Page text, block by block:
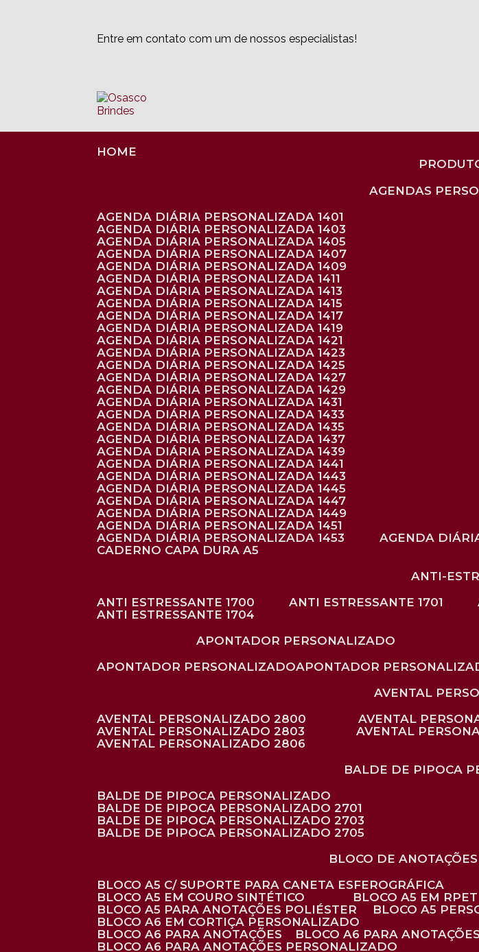
Entre em contato com um de nossos especialistas!
HOME
AGENDAS
AGENDA DIÁRIA PERSONALIZADA 1401
AGENDA DIÁRIA PERSONALIZADA 1403
AGENDA DIÁRIA PERSONALIZADA 1405
AGENDA DIÁRIA PERSONALIZADA 1407
AGENDA DIÁRIA PERSONALIZADA 1409
AGENDA DIÁRIA PERSONALIZADA 1411
AGENDA DIÁRIA PERSONALIZADA 1413
AGENDA DIÁRIA PERSONALIZADA 1415
AGENDA DIÁRIA PERSONALIZADA 1417
AGENDA DIÁRIA PERSONALIZADA 1419
AGENDA DIÁRIA PERSONALIZADA 1421
AGENDA DIÁRIA PERSONALIZADA 1423
AGENDA DIÁRIA PERSONALIZADA 1425
AGENDA DIÁRIA PERSONALIZADA 1427
AGENDA DIÁRIA PERSONALIZADA 1429
AGENDA DIÁRIA PERSONALIZADA 1431
AGENDA DIÁRIA PERSONALIZADA 1433
AGENDA DIÁRIA PERSONALIZADA 1435
AGENDA DIÁRIA PERSONALIZADA 1437
AGENDA DIÁRIA PERSONALIZADA 1439
AGENDA DIÁRIA PERSONALIZADA 1441
AGENDA DIÁRIA PERSONALIZADA 1443
AGENDA DIÁRIA PERSONALIZADA 1445
AGENDA DIÁRIA PERSONALIZADA 1447
AGENDA DIÁRIA PERSONALIZADA 1449
AGENDA DIÁRIA PERSONALIZADA 1451
AGENDA DIÁRIA PERSONALIZADA 1453
AGENDA
CADERNO CAPA DURA A5
ANTI-
ANTI ESTRESSANTE 1700
ANTI ESTRESSANTE 1701
ANTI ESTRESSANTE 1704
APONTADOR PERSONALIZADO
APONTADOR PERSONALIZADO
APONTADOR
AVENTAL
AVENTAL PERSONALIZADO 2800
AVENTAL
AVENTAL PERSONALIZADO 2803
AVENTAL
AVENTAL PERSONALIZADO 2806
BALDE DE PIPOCA
BALDE DE PIPOCA PERSONALIZADO
BALDE DE PIPOCA PERSONALIZADO 2701
BALDE DE PIPOCA PERSONALIZADO 2703
BALDE DE PIPOCA PERSONALIZADO 2705
BLOCO DE
BLOCO A5 C/ SUPORTE PARA CANETA ESFEROGRÁFICA
BLOCO A5 EM COURO SINTÉTICO
BLOCO A5 EM RPET
BLOCO A5 PARA ANOTAÇÕES POLIÉSTER
BLOCO A5
BLOCO A6 EM CORTIÇA PERSONALIZADO
BLOCO A6 PARA ANOTAÇÕES
BLOCO A6 PARA
BLOCO A6 PARA ANOTAÇÕES PERSONALIZADO